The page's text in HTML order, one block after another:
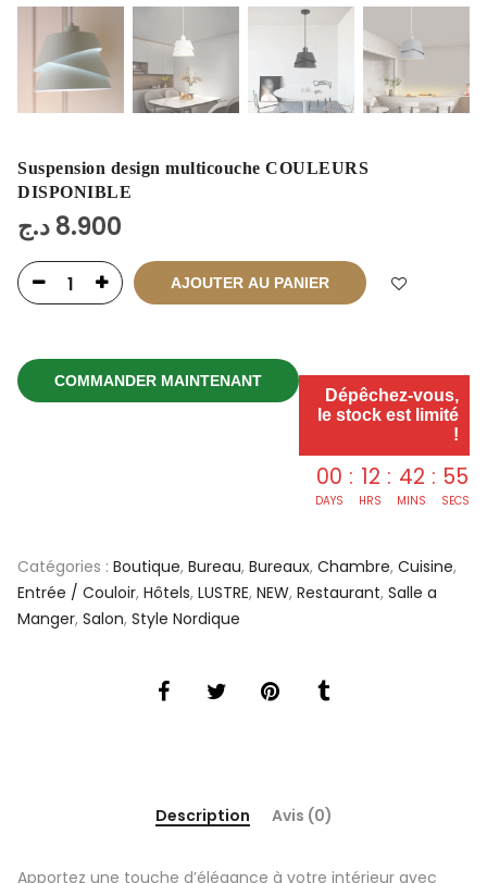
Suspension design multicouche COULEURS
DISPONIBLE
8.900د.ج
AJOUTER AU PANIER
COMMANDER MAINTENANT
Dépêchez-vous,
le stock est limité
!
00
DAYS
: 12
HRS
: 42
MINS
: 55
SECS
Catégories : Boutique, Bureau, Bureaux, Chambre, Cuisine,
Entrée / Couloir, Hôtels, LUSTRE, NEW, Restaurant, Salle a
Manger, Salon, Style Nordique
Description Avis (0)
Apportez une touche d’élégance à votre intérieur avec